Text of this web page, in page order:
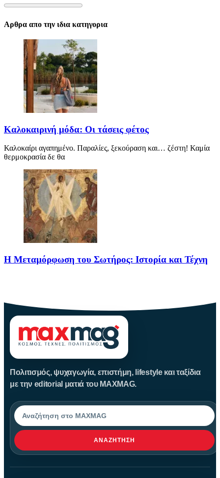
Αρθρα απο την ιδια κατηγορια
Καλοκαιρινή μόδα: Οι τάσεις φέτος
Καλοκαίρι αγαπημένο. Παραλίες, ξεκούραση και… ζέστη! Καμία
θερμοκρασία δε θα
Η Μεταμόρφωση του Σωτήρος: Ιστορία και Τέχνη
Πολιτισμός, ψυχαγωγία, επιστήμη, lifestyle και ταξίδια
με την editorial ματιά του MAXMAG.
Αναζήτηση
ΑΝΑΖΉΤΗΣΗ